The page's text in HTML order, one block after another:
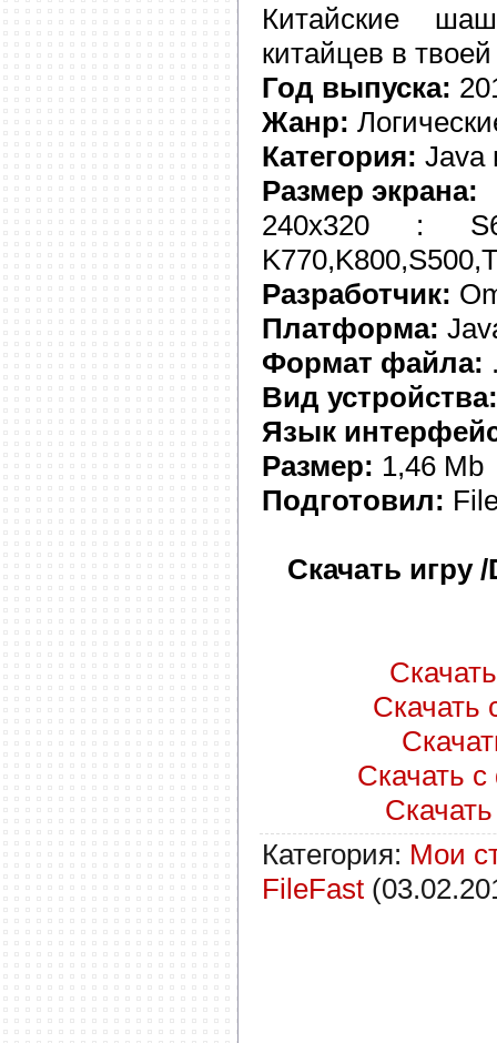
Китайские
китайцев в
Год выпуска:
Жанр:
Категория: Java
Размер экрана:
240x320 :
Разработчик:
Платформа:
Формат файла:
Вид устройства:
Язык
Размер: 1,46 Mb
Подготовил:
Скачать игру
Скачать
Скачать
Категория: Мои
FileFast